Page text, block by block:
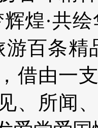
煌·共
游百条
借由一
、所闻